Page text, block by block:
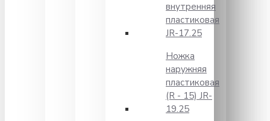
внутренняя
пластиковая
JR-17.25
Ножка
наружняя
пластиковая
(R - 15) JR-
19.25